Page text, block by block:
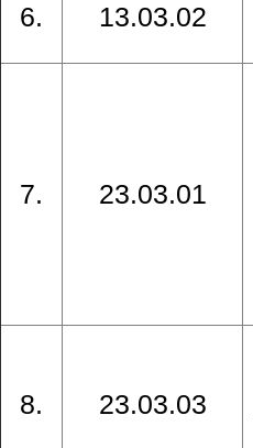
6. 13.03.02
7. 23.03.01
8. 23.03.03